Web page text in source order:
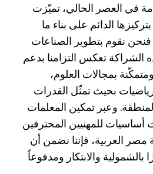
في العصر الحالي، تميّزت
الدائم على بناء ما
نقوم بتطوير الصناعات
الشراكة تعكس التزامنا بدعم
بمجالات العلوم،
بحيث تمثّل القدرات
وعبر تمكين المعلمات
أساسيات للمهنيين المحترفين
العربية، فإننا نضمن أن
بالشمولية والابتكار ومدفوعاً